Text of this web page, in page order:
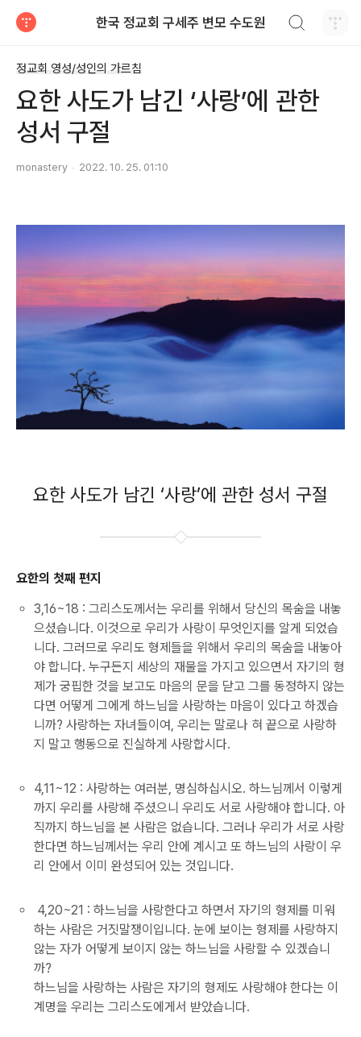
한국 정교회 구세주 변모 수도원
정교회 영성/성인의 가르침
요한 사도가 남긴 ‘사랑’에 관한
성서 구절
monastery 2022. 10. 25. 01:10
요한 사도가 남긴 ‘사랑’에 관한 성서 구절
요한의 첫째 편지
3,16~18 : 그리스도께서는 우리를 위해서 당신의 목숨을 내놓
으셨습니다. 이것으로 우리가 사랑이 무엇인지를 알게 되었습
니다. 그러므로 우리도 형제들을 위해서 우리의 목숨을 내놓아
야 합니다. 누구든지 세상의 재물을 가지고 있으면서 자기의 형
제가 궁핍한 것을 보고도 마음의 문을 닫고 그를 동정하지 않는
다면 어떻게 그에게 하느님을 사랑하는 마음이 있다고 하겠습
니까? 사랑하는 자녀들이여, 우리는 말로나 혀 끝으로 사랑하
지 말고 행동으로 진실하게 사랑합시다.
4,11~12 : 사랑하는 여러분, 명심하십시오. 하느님께서 이렇게
까지 우리를 사랑해 주셨으니 우리도 서로 사랑해야 합니다. 아
직까지 하느님을 본 사람은 없습니다. 그러나 우리가 서로 사랑
한다면 하느님께서는 우리 안에 계시고 또 하느님의 사랑이 우
리 안에서 이미 완성되어 있는 것입니다.
4,20~21 : 하느님을 사랑한다고 하면서 자기의 형제를 미워
하는 사람은 거짓말쟁이입니다. 눈에 보이는 형제를 사랑하지
않는 자가 어떻게 보이지 않는 하느님을 사랑할 수 있겠습니
까?
하느님을 사랑하는 사람은 자기의 형제도 사랑해야 한다는 이
계명을 우리는 그리스도에게서 받았습니다.